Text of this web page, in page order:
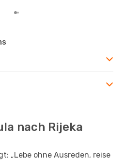
nach Rijeka
„Lebe ohne Ausreden, reise